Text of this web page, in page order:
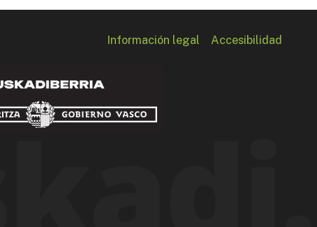
Información legal Accesibilidad